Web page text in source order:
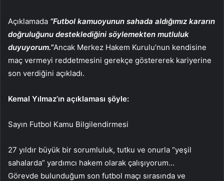
Açıklamada “Futbol kamuoyunun sahada aldığımız kararın
doğruluğunu desteklediğini söylemekten mutluluk
duyuyorum.”Ancak Merkez Hakem Kurulu’nun kendisine
maç vermeyi reddetmesini gerekçe göstererek kariyerine
son verdiğini açıkladı.
Kemal Yılmaz’ın açıklaması şöyle:
Sayın Futbol Kamu Bilgilendirmesi
27 yıldır büyük bir sorumluluk, tutku ve onurla “yeşil
sahalarda” yardımcı hakem olarak çalışıyorum…
Görevde bulunduğum son futbol maçı sırasında ve